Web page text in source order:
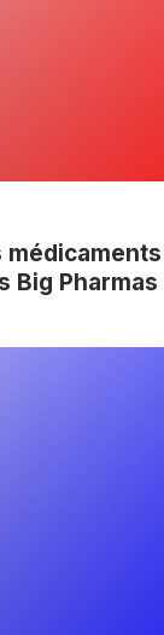
Big Pharmas